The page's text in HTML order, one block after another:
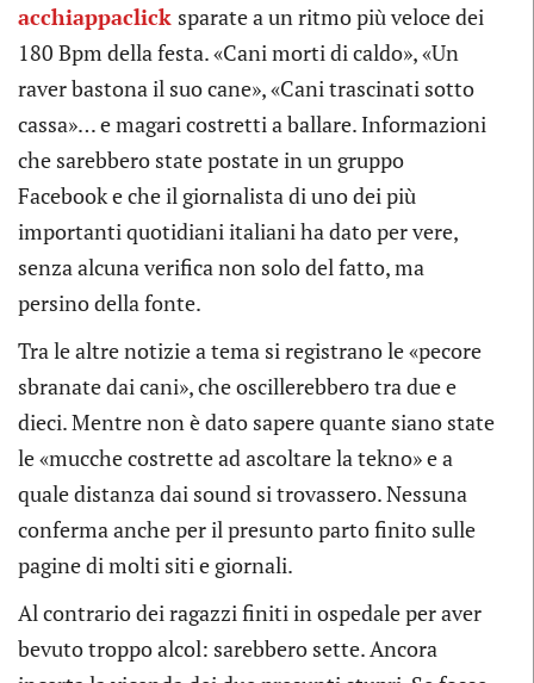
acchiappaclick sparate a un ritmo più veloce dei
180 Bpm della festa. «Cani morti di caldo», «Un
raver bastona il suo cane», «Cani trascinati sotto
cassa»… e magari costretti a ballare. Informazioni
che sarebbero state postate in un gruppo
Facebook e che il giornalista di uno dei più
importanti quotidiani italiani ha dato per vere,
senza alcuna verifica non solo del fatto, ma
persino della fonte.
Tra le altre notizie a tema si registrano le «pecore
sbranate dai cani», che oscillerebbero tra due e
dieci. Mentre non è dato sapere quante siano state
le «mucche costrette ad ascoltare la tekno» e a
quale distanza dai sound si trovassero. Nessuna
conferma anche per il presunto parto finito sulle
pagine di molti siti e giornali.
Al contrario dei ragazzi finiti in ospedale per aver
bevuto troppo alcol: sarebbero sette. Ancora